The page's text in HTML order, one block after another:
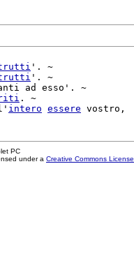
'. ~
'. ~
ad esso'. ~
. ~
intero essere
PC
under a Creative Commons License